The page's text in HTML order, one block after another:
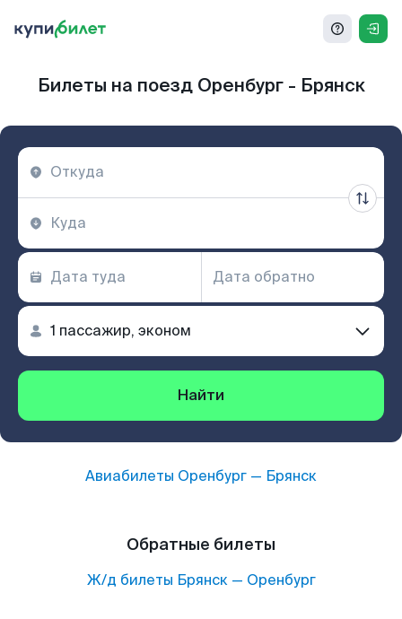
Билеты на поезд Оренбург - Брянск
Найти
Авиабилеты Оренбург — Брянск
Обратные билеты
Ж/д билеты Брянск— Оренбург